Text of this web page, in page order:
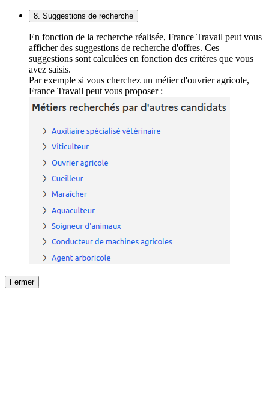
8. Suggestions de recherche
En fonction de la recherche réalisée, France Travail peut vous
afficher des suggestions de recherche d'offres. Ces
suggestions sont calculées en fonction des critères que vous
avez saisis.
Par exemple si vous cherchez un métier d'ouvrier agricole,
France Travail peut vous proposer :
Fermer